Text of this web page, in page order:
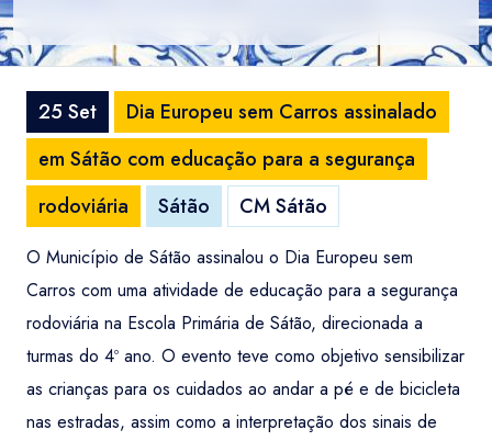
25 Set
Dia Europeu sem Carros assinalado
em Sátão com educação para a segurança
rodoviária
Sátão CM Sátão
O Município de Sátão assinalou o Dia Europeu sem
Carros com uma atividade de educação para a segurança
rodoviária na Escola Primária de Sátão, direcionada a
turmas do 4º ano. O evento teve como objetivo sensibilizar
as crianças para os cuidados ao andar a pé e de bicicleta
nas estradas, assim como a interpretação dos sinais de